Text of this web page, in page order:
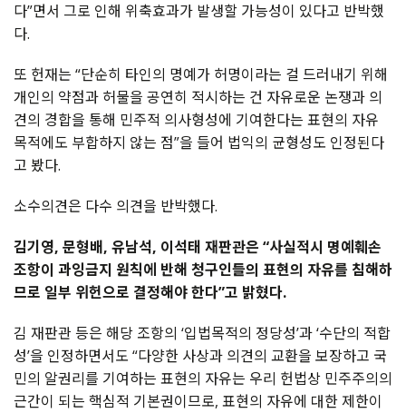
다”면서 그로 인해 위축효과가 발생할 가능성이 있다고 반박했
다.
또 헌재는 “단순히 타인의 명예가 허명이라는 걸 드러내기 위해
개인의 약점과 허물을 공연히 적시하는 건 자유로운 논쟁과 의
견의 경합을 통해 민주적 의사형성에 기여한다는 표현의 자유
목적에도 부합하지 않는 점”을 들어 법익의 균형성도 인정된다
고 봤다.
소수의견은 다수 의견을 반박했다.
김기영, 문형배, 유남석, 이석태 재판관은 “사실적시 명예훼손
조항이 과잉금지 원칙에 반해 청구인들의 표현의 자유를 침해하
므로 일부 위헌으로 결정해야 한다”고 밝혔다.
김 재판관 등은 해당 조항의 ‘입법목적의 정당성’과 ‘수단의 적합
성’을 인정하면서도 “다양한 사상과 의견의 교환을 보장하고 국
민의 알권리를 기여하는 표현의 자유는 우리 헌법상 민주주의의
근간이 되는 핵심적 기본권이므로, 표현의 자유에 대한 제한이